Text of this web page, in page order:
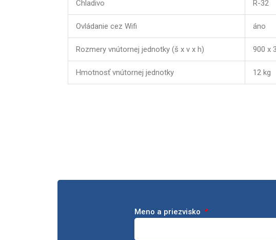
Chladivo R-32
Ovládanie cez Wifi áno
Rozmery vnútornej jednotky (š x v x h) 900 x
Hmotnosť vnútornej jednotky 12 kg
Meno a priezvisko